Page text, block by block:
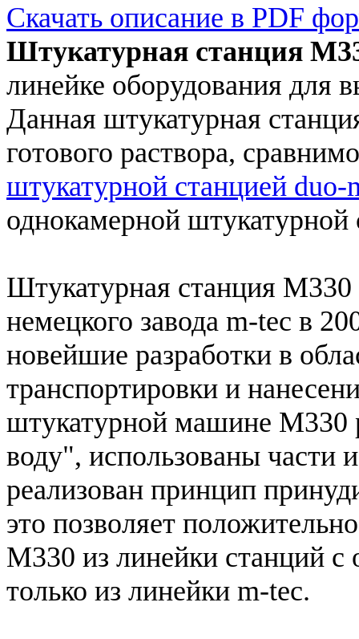
Скачать описание в PDF
Штукатурная станция
линейке оборудования для
Данная штукатурная
готового раствора,
штукатурной станцией duo-
однокамерной штукатурной
Штукатурная станция М330
немецкого завода m-tec в
новейшие разработки в
транспортировки и
штукатурной машине М330
воду", использованы части
реализован принцип
это позволяет
М330 из линейки станций
только из линейки m-tec.